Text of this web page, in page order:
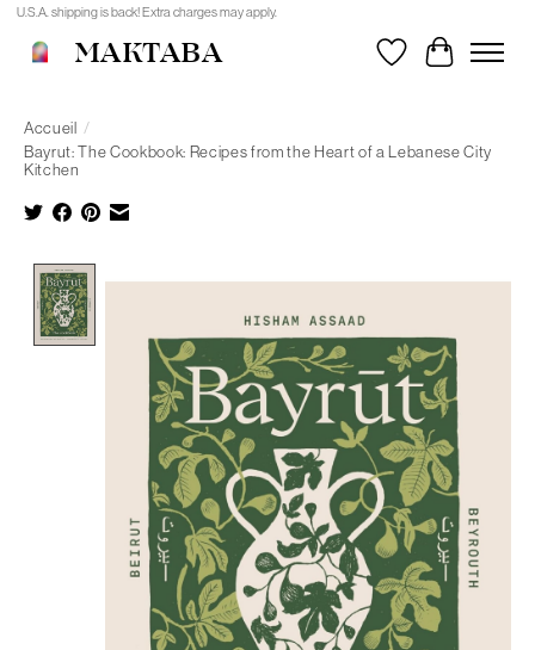
U.S.A. shipping is back! Extra charges may apply.
MAKTABA Liste de souhaits
Panier
Accueil /
Bayrut: The Cookbook: Recipes from the Heart of a Lebanese City
Kitchen